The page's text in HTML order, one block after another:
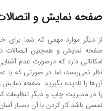
صفحه نمایش و
از دیگر موارد مهمی که شما برای
صفحه نمایش و همچنین اتصالات
امکاناتی دارد که درصورت عدم
نظر نمی‌رسند، اما در صورتی که با
آ‌ن‌ها را نادیده بگیرید. صفحه
را در مدیریت چاپ و دیگر تنظیمات
لمسی باشد کار کردن با آن بسیار